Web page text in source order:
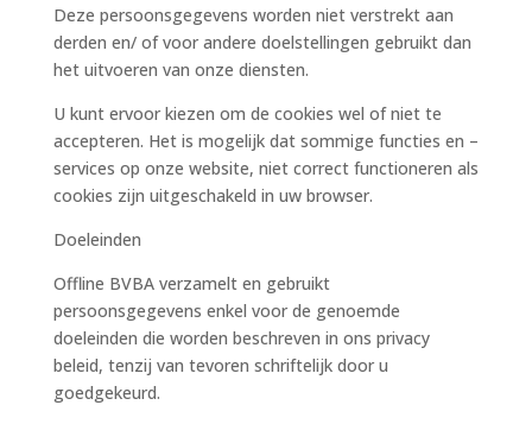
Deze persoonsgegevens worden niet verstrekt aan
derden en/ of voor andere doelstellingen gebruikt dan
het uitvoeren van onze diensten.
U kunt ervoor kiezen om de cookies wel of niet te
accepteren. Het is mogelijk dat sommige functies en –
services op onze website, niet correct functioneren als
cookies zijn uitgeschakeld in uw browser.
Doeleinden
Offline BVBA verzamelt en gebruikt
persoonsgegevens enkel voor de genoemde
doeleinden die worden beschreven in ons privacy
beleid, tenzij van tevoren schriftelijk door u
goedgekeurd.